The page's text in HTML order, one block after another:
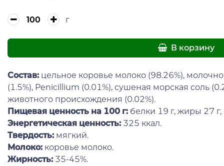
г
В корзину
Состав: цельное коровье молоко (98.26%),
(1.5%), Penicillium (0.01%), сушеная морская соль
животного происхождения (0.02%).
Пищевая ценность на 100 г: белки 19 г, жиры 27 г,
Энергетическая ценность: 325 ккал.
Твердость: мягкий.
Молоко: коровье молоко.
Жирность: 35-45%.